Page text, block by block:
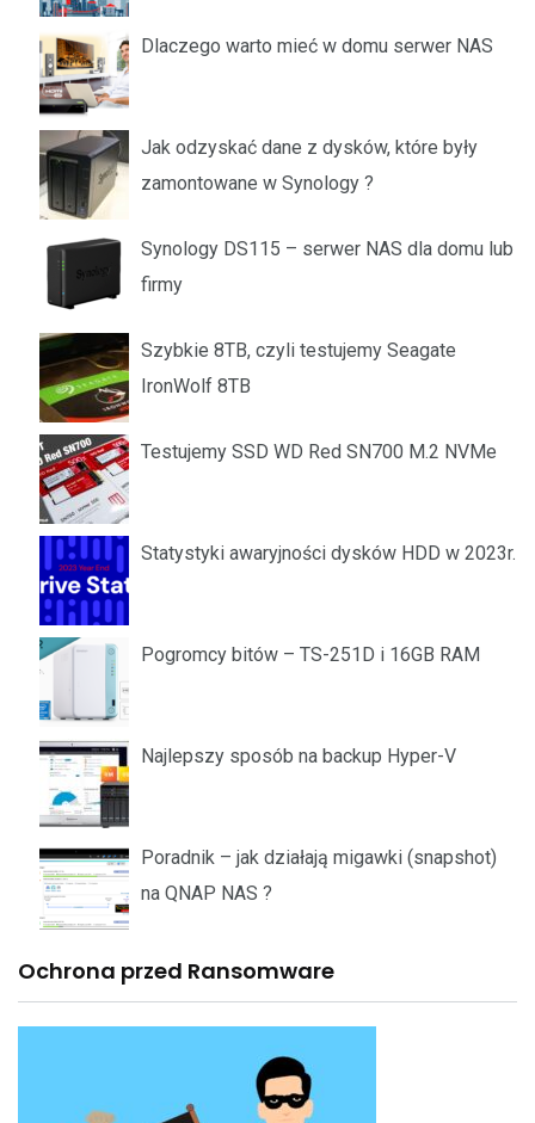
Dlaczego warto mieć w domu serwer NAS
Jak odzyskać dane z dysków, które były
zamontowane w Synology ?
Synology DS115 – serwer NAS dla domu lub
firmy
Szybkie 8TB, czyli testujemy Seagate
IronWolf 8TB
Testujemy SSD WD Red SN700 M.2 NVMe
Statystyki awaryjności dysków HDD w 2023r.
Pogromcy bitów – TS-251D i 16GB RAM
Najlepszy sposób na backup Hyper-V
Poradnik – jak działają migawki (snapshot)
na QNAP NAS ?
Ochrona przed Ransomware